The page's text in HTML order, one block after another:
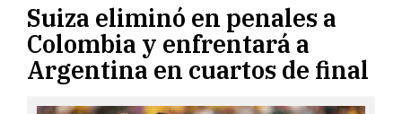
Suiza eliminó en penales a
Colombia y enfrentará a
Argentina en cuartos de final